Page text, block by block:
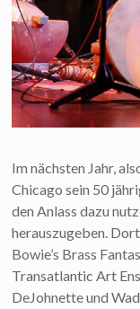
Im nächsten Jahr,
Chicago sein 50
den Anlass dazu
herauszugeben.
Bowie’s Brass
Transatlantic Art
DeJohnette und